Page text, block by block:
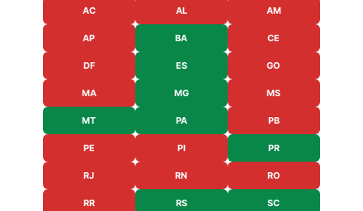
AC AL AM
AP BA CE
DF ES GO
MA MG MS
MT PA PB
PE PI PR
RJ RN RO
RR RS SC